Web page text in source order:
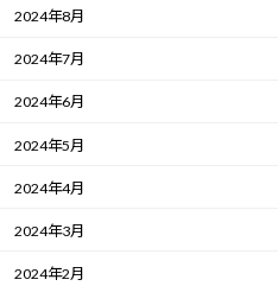
2024年8月
2024年7月
2024年6月
2024年5月
2024年4月
2024年3月
2024年2月